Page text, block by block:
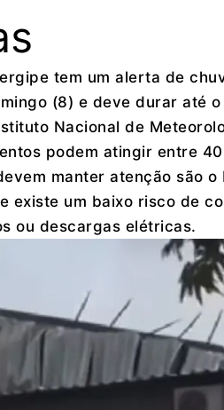
tem um alerta de
(8) e deve durar até
Nacional de
podem atingir entre
manter atenção são
existe um baixo risco de
ou descargas elétricas.